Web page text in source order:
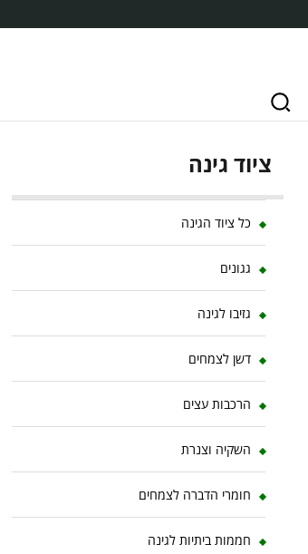
ציוד גינה
כל ציוד הגינה
גגונים
גזיבו לגינה
דשן לצמחים
הרכבות עצים
השקיה וצנרת
חומרי הדברה לצמחים
חממות ביתיות לגינה